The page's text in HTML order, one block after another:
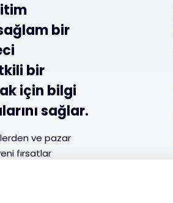
bir
bir
için bilgi
sağlar.
ve pazar
fırsatlar
ve rekabetçi
için stratejik